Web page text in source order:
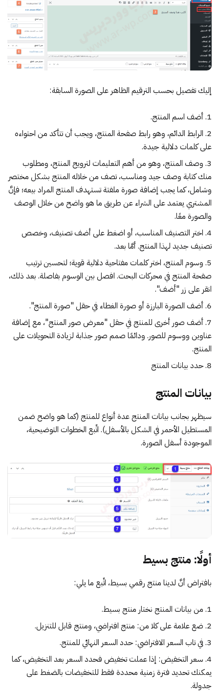
إليك تفصيل بحسب الترقيم الظاهر على الصورة السابقة:
أضف اسم المنتج.
الرابط الدائم، وهو رابط صفحة المنتج، ويجب أن تتأكد من احتواءه
على كلمات دلالية جيدة.
وصف المنتج، وهو من أهم التعليمات لترويج المنتج، ومطلوب
منك كتابة وصف جيد ومناسب، تصف من خلاله المنتج بشكل مختصر
وشامل، كما يجب إضافة صورة ملفتة تستهدف المنتج المراد بيعه؛ فإنَّ
المشتري يعتمد على الشراء عن طريق ما هو واضح من خلال الوصف
والصورة معًا.
اختر التصنيف المناسب، أو اضغط على أضف تصنيف، وخصص
تصنيف جديد لهذا المنتج. أمَّا بعد.
وسوم المنتج، اختر كلمات مفتاحية دلالية قوية؛ لتحسين ترتيب
صفحة المنتج في محركات البحث. افصل بين الوسوم بفاصلة. بعد ذلك،
انقر على زر "أضف".
أضف الصورة البارزة أو صورة الغطاء في حقل "صورة المنتج".
أضف صور أخرى للمنتج في حقل "معرض صور المنتج"، مع إضافة
عناوين ووسوم للصور. ودائمًا صمم صور جذابة لزيادة التحويلات على
المنتج.
حدد بيانات المنتج
بيانات المنتج
سيظهر بجانب بيانات المنتج عدة أنواع للمنتج (كما هو واضح ضمن
المستطيل الأحمر في الشكل بالأسفل). اتِّبع الخطوات التوضيحية،
الموجودة أسفل الصورة.
أولًا: منتج بسيط
بافتراض أنَّ لدينا منتج رقمي بسيط، اتِّبع ما يلي:
من بيانات المنتج نختار منتج بسيط.
ضع علامة على كلا من: منتج افتراضي، ومنتج قابل للتنزيل.
في تاب السعر الافتراضي: حدد السعر النهائي للمنتج.
سعر التخفيض: إذا عملت تخفيض فحدد السعر بعد التخفيض، كما
يمكنك تحديد فترة زمنية محددة فقط للتخفيضات بالضغط على
جدولة.